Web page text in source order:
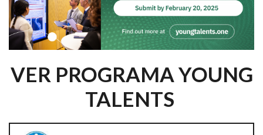
VER PROGRAMA YOUNG
TALENTS